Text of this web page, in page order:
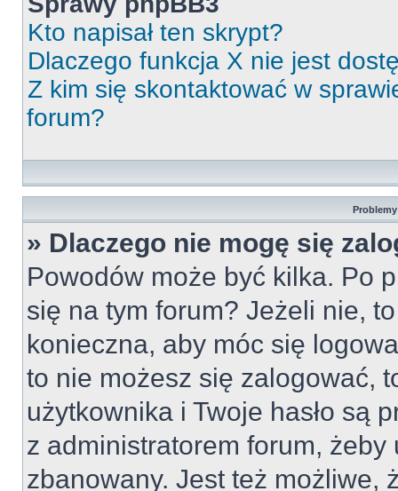
Kto napisał ten skrypt?
Dlaczego funkcja X nie jest
Z kim się skontaktować w
forum?
» Dlaczego nie mogę się
Powodów może być kilka. Po
się na tym forum? Jeżeli nie,
konieczna, aby móc się
to nie możesz się zalogować,
użytkownika i Twoje hasło są
z administratorem forum, żeby
zbanowany. Jest też możliwe,